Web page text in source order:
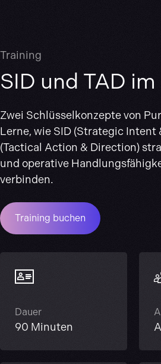
Training
SID und TAD
Zwei Schlüsselkonzepte von
Lerne, wie SID (Strategic Intent
(Tactical Action & Direction)
und operative
verbinden.
Training buchen
Dauer
90 Minuten